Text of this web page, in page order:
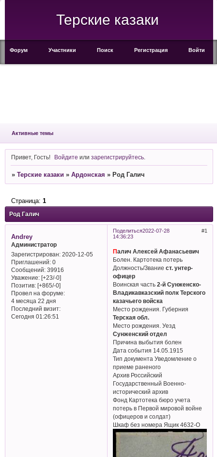
Терские казаки
Форум Участники Поиск Регистрация Войти
Активные темы
Привет, Гость! Войдите илизарегистрируйтесь
» Терские казаки » Ардонская » Род Галич
Род Галич
Страница: 1
Поделиться 1
2022-07-28
14:36:23
Andrey
Администратор
Зарегистрирован: 2020-12-05
Приглашений:0
Сообщений:39916
Уважение: [+23/-0]
Позитив: [+865/-0]
Провел на форуме:
4 месяца 22 дня
Последний визит:
Сегодня 01:26:51
Палич Алексей Афанасьевич
Болен. Картотека потерь
Должность/Званиест. унтер-
офицер
Воинская часть2-й Сунженско-
Владикавказский полк Терского
казачьего войска
Место рождения. Губерния
Терская обл.
Место рождения. Уезд
Сунженский отдел
Причина выбытия болен
Дата события 14.05.1915
Тип документа Уведомление о
приеме раненого
Архив Российский
Государственный Военно-
исторический архив
Фонд Картотека бюро учета
потерь в Первой мировой войне
(офицеров и солдат)
Шкаф без номера Ящик 4632-О